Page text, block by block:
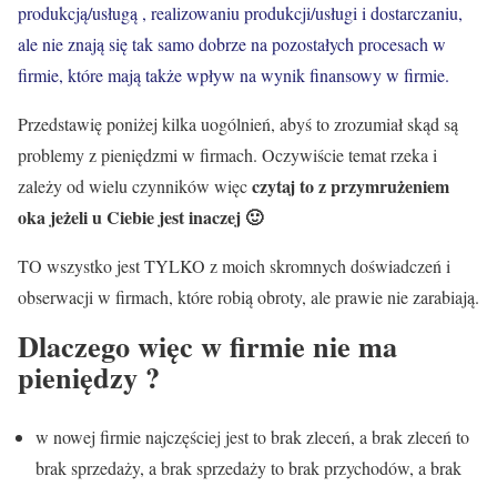
produkcją/usługą , realizowaniu produkcji/usługi i dostarczaniu,
ale nie znają się tak samo dobrze na pozostałych procesach w
firmie, które mają także wpływ na wynik finansowy w firmie.
Przedstawię poniżej kilka uogólnień, abyś to zrozumiał skąd są
problemy z pieniędzmi w firmach. Oczywiście temat rzeka i
zależy od wielu czynników więcczytaj to z przymrużeniem
oka jeżeli u Ciebie jest inaczej 🙂
TO wszystko jest TYLKO z moich skromnych doświadczeń i
obserwacji w firmach, które robią obroty, ale prawie nie zarabiają.
Dlaczego więc w firmie nie ma
pieniędzy ?
w nowej firmie najczęściej jest to brak zleceń, a brak zleceń to
brak sprzedaży, a brak sprzedaży to brak przychodów, a brak